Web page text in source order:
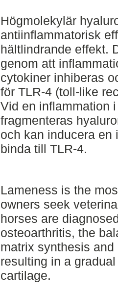
Högmolekylär
antiinflammatorisk
hältlindrande effekt.
genom att
cytokiner inhiberas
för TLR-4 (toll-like
Vid en inflammation
fragmenteras
och kan inducera en
binda till TLR-4.
Lameness is the
owners seek
horses are
osteoarthritis, the
matrix synthesis
resulting in a
cartilage.